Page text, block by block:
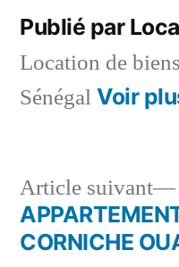
Publié par
Location de
Sénégal Voir
Navigation
Article suivant
CORNICHE